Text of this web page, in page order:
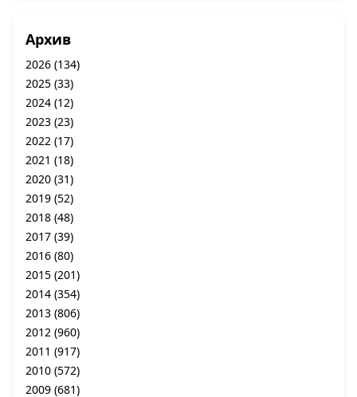
Архив
2026 (134)
2025 (33)
2024 (12)
2023 (23)
2022 (17)
2021 (18)
2020 (31)
2019 (52)
2018 (48)
2017 (39)
2016 (80)
2015 (201)
2014 (354)
2013 (806)
2012 (960)
2011 (917)
2010 (572)
2009 (681)